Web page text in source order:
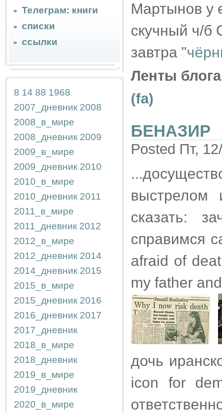
Телеграм: книги
списки
ссылки
8 14 88 1968
2007_дневник 2008
2008_в_мире
2008_дневник 2009
2009_в_мире
2009_дневник 2010
2010_в_мире
2010_дневник 2011
2011_в_мире
2011_дневник 2012
2012_в_мире
2012_дневник 2014
2014_дневник 2015
2015_в_мире
2015_дневник 2016
2016_дневник 2017
2017_дневник
2018_в_мире
2018_дневник
2019_в_мире
2019_дневник
2020_в_мире
Мартынов у
скучный ч/б
завтра "
Ленты
(fa)
БЕНАЗИР
Posted Пт,
выстрелом
сказать:
справимся
afraid of
my father
дочь
icon for